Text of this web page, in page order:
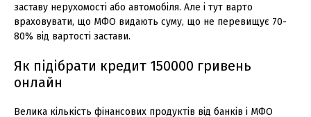
заставу нерухомості або автомобіля. Але і тут варто
враховувати, що МФО видають суму, що не перевищує 70-
80% від вартості застави.
Як підібрати кредит 150000 гривень
онлайн
Велика кількість фінансових продуктів від банків і МФО